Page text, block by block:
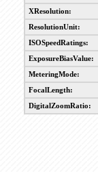
XResolution:
ResolutionUnit:
ISOSpeedRatings:
ExposureBiasValue:
MeteringMode:
FocalLength:
DigitalZoomRatio: